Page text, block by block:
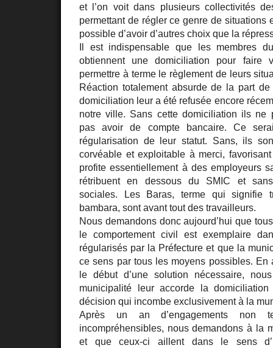
et l’on voit dans plusieurs collectivités
permettant de régler ce genre de situations
possible d’avoir d’autres choix que la
Il est indispensable que les membres
obtiennent une domiciliation pour faire
permettre à terme le règlement de leurs
Réaction totalement absurde de la part
domiciliation leur a été refusée encore
notre ville. Sans cette domiciliation ils ne
pas avoir de compte bancaire. Ce
régularisation de leur statut. Sans, ils
corvéable et exploitable à merci,
profite essentiellement à des employeurs
rétribuent en dessous du SMIC et
sociales. Les Baras, terme qui signifie
bambara, sont avant tout des travailleurs.
Nous demandons donc aujourd’hui que
le comportement civil est exemplaire
régularisés par la Préfecture et que la
ce sens par tous les moyens possibles. En
le début d’une solution nécessaire,
municipalité leur accorde la
décision qui incombe exclusivement à la
Après un an d’engagements non
incompréhensibles, nous demandons à la
et que ceux-ci aillent dans le sens